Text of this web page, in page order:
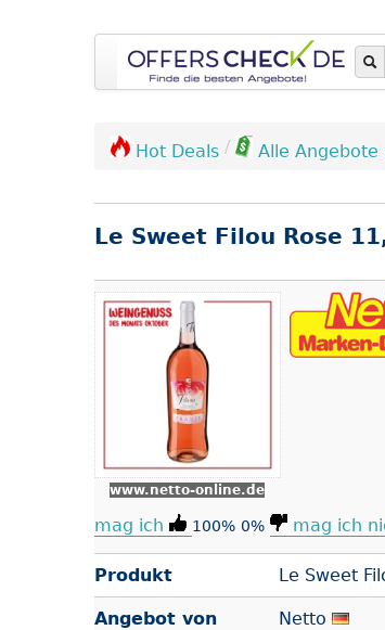
Hot Deals / Alle Angebote
Le Sweet Filou Rose
www.netto-online.de
mag ich 100% 0% mag ich
Produkt Le Sweet
Angebot von Netto